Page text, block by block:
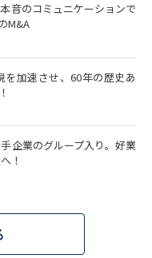
音のコミュニケーションで
M&A
を加速させ、60年の歴史あ
企業のグループ入り。好業
！